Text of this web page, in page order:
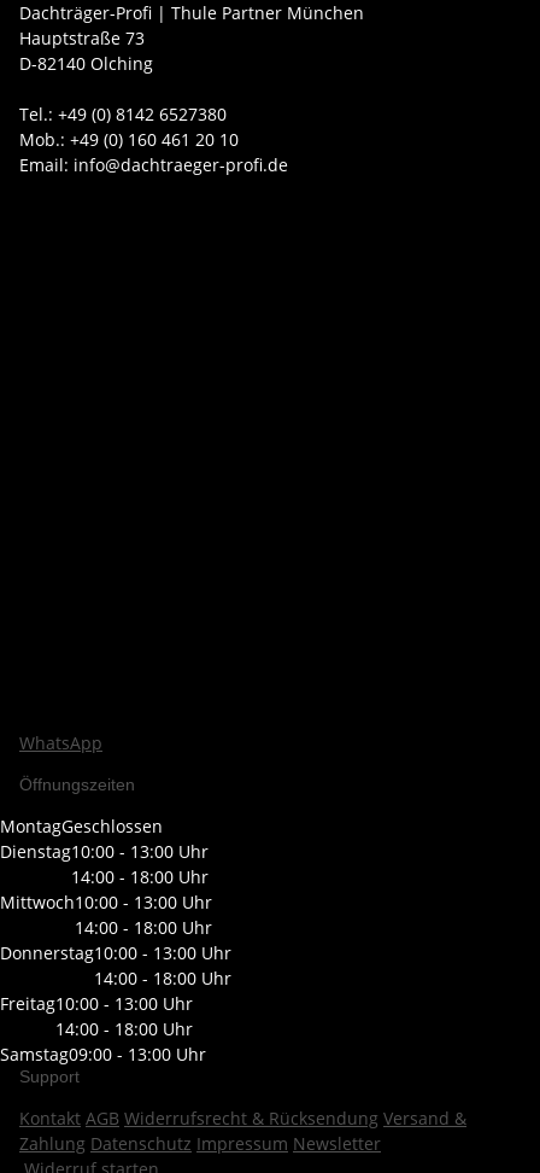
Dachträger-Profi | Thule Partner München
Hauptstraße 73
D-82140 Olching
Tel.: +49 (0) 8142 6527380
Mob.: +49 (0) 160 461 20 10
Email: info@dachtraeger-profi.de
WhatsApp
Öffnungszeiten
MontagGeschlossen
Dienstag10:00 - 13:00 Uhr
14:00 - 18:00 Uhr
Mittwoch10:00 - 13:00 Uhr
14:00 - 18:00 Uhr
Donnerstag10:00 - 13:00 Uhr
14:00 - 18:00 Uhr
Freitag10:00 - 13:00 Uhr
14:00 - 18:00 Uhr
Samstag09:00 - 13:00 Uhr
Support
Kontakt AGB Widerrufsrecht & Rücksendung Versand &
Zahlung Datenschutz Impressum Newsletter